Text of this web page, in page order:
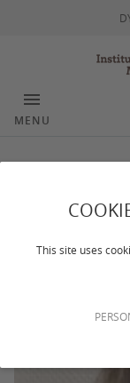
This site uses
MENU